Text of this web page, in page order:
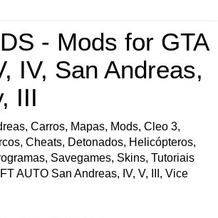
- Mods for GTA
IV, San Andreas,
III
Carros, Mapas, Mods, Cleo 3,
Cheats, Detonados, Helicópteros,
Savegames, Skins, Tutoriais
AUTO San Andreas, IV, V, III, Vice